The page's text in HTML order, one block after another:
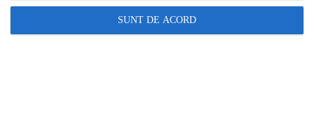
SUNT DE ACORD